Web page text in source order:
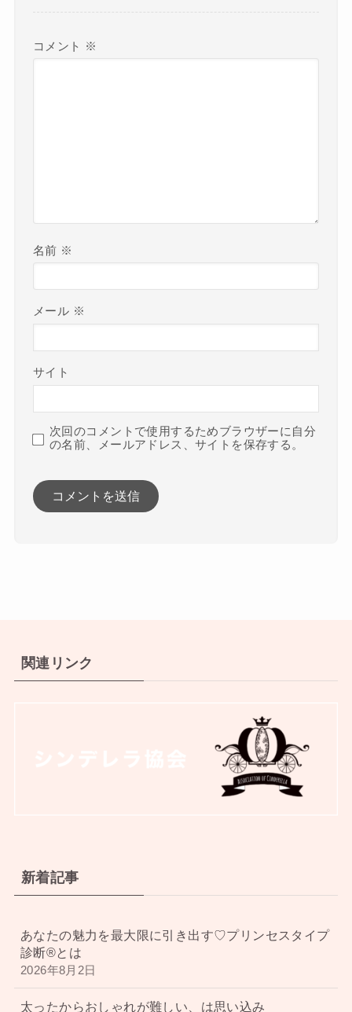
コメント ※
名前 ※
メール ※
サイト
次回のコメントで使用するためブラウザーに自分
の名前、メールアドレス、サイトを保存する。
関連リンク
新着記事
あなたの魅力を最大限に引き出す♡プリンセスタイプ
診断®︎とは
2026年8月2日
太ったからおしゃれが難しい、は思い込み